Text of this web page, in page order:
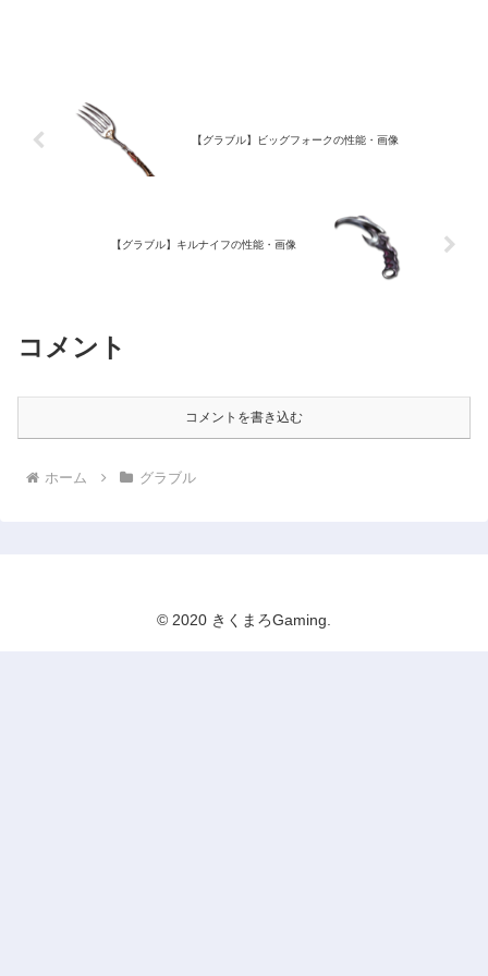
【グラブル】ビッグフォークの性能・画像
【グラブル】キルナイフの性能・画像
コメント
コメントを書き込む
ホーム グラブル
© 2020 きくまろGaming.